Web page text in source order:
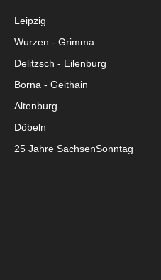
Leipzig
Wurzen - Grimma
Delitzsch - Eilenburg
Borna - Geithain
Altenburg
Döbeln
25 Jahre SachsenSonntag